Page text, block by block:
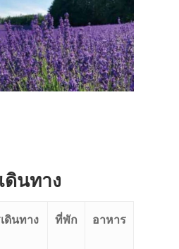
ดินทาง
ดินทาง ที่พัก อาหาร
ประเทศญี่ปุ่น
รถบัส
เดินทาง